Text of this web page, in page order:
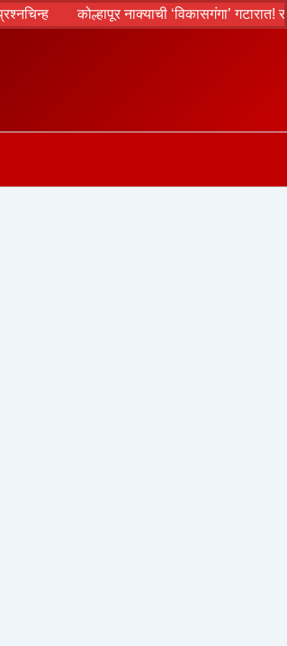
कोल्हापूर नाक्याची ‘विकासगंगा’ गटारात! रस्त्यांची